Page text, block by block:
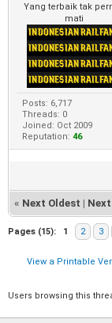
Yang terbaik tak
mati
Posts: 6,717
Threads: 0
Joined: Oct 2009
Reputation: 46
« Next Oldest |
Pages (15): 1 2 3
View a Printable
Users browsing this